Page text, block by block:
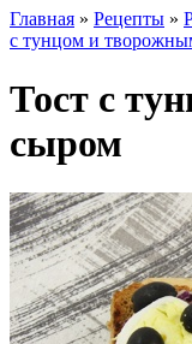
Главная » Рецепты »
с тунцом и
Тост с
сыром